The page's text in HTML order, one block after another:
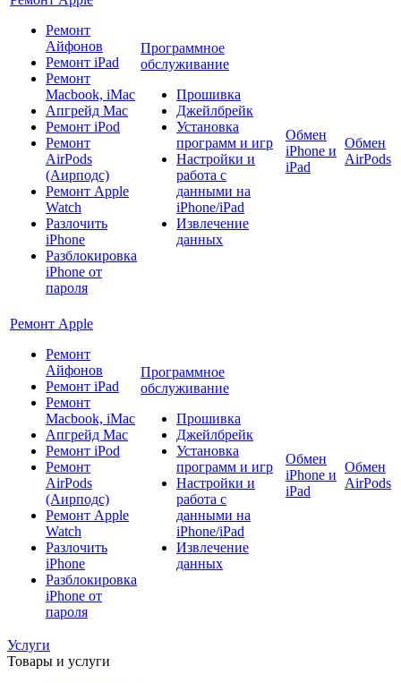
Ремонт
Айфонов
Ремонт iPad
Ремонт
Macbook, iMac
Апгрейд Mac
Ремонт iPod
Ремонт
AirPods
(Аирподс)
Ремонт Apple
Watch
Разлочить
iPhone
Разблокировка
iPhone от
пароля
Программное
обслуживание
Прошивка
Джейлбрейк
Установка
программ и игр
Настройки и
работа с
данными на
iPhone/iPad
Извлечение
данных
Обмен
iPhone и
iPad
Обмен
AirPods
Ремонт Apple
Ремонт
Айфонов
Ремонт iPad
Ремонт
Macbook, iMac
Апгрейд Mac
Ремонт iPod
Ремонт
AirPods
(Аирподс)
Ремонт Apple
Watch
Разлочить
iPhone
Разблокировка
iPhone от
пароля
Программное
обслуживание
Прошивка
Джейлбрейк
Установка
программ и игр
Настройки и
работа с
данными на
iPhone/iPad
Извлечение
данных
Обмен
iPhone и
iPad
Обмен
AirPods
Услуги
Товары и услуги